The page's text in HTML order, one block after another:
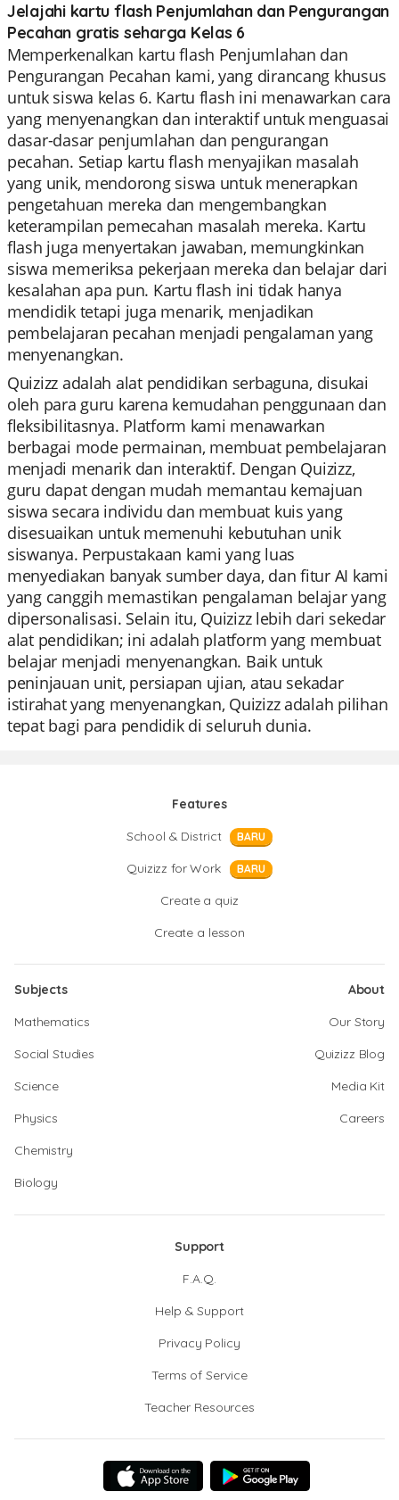
Jelajahi kartu flash Penjumlahan dan Pengurangan
Pecahan gratis seharga Kelas 6
Memperkenalkan kartu flash Penjumlahan dan
Pengurangan Pecahan kami, yang dirancang khusus
untuk siswa kelas 6. Kartu flash ini menawarkan cara
yang menyenangkan dan interaktif untuk menguasai
dasar-dasar penjumlahan dan pengurangan
pecahan. Setiap kartu flash menyajikan masalah
yang unik, mendorong siswa untuk menerapkan
pengetahuan mereka dan mengembangkan
keterampilan pemecahan masalah mereka. Kartu
flash juga menyertakan jawaban, memungkinkan
siswa memeriksa pekerjaan mereka dan belajar dari
kesalahan apa pun. Kartu flash ini tidak hanya
mendidik tetapi juga menarik, menjadikan
pembelajaran pecahan menjadi pengalaman yang
menyenangkan.
Quizizz adalah alat pendidikan serbaguna, disukai
oleh para guru karena kemudahan penggunaan dan
fleksibilitasnya. Platform kami menawarkan
berbagai mode permainan, membuat pembelajaran
menjadi menarik dan interaktif. Dengan Quizizz,
guru dapat dengan mudah memantau kemajuan
siswa secara individu dan membuat kuis yang
disesuaikan untuk memenuhi kebutuhan unik
siswanya. Perpustakaan kami yang luas
menyediakan banyak sumber daya, dan fitur AI kami
yang canggih memastikan pengalaman belajar yang
dipersonalisasi. Selain itu, Quizizz lebih dari sekedar
alat pendidikan; ini adalah platform yang membuat
belajar menjadi menyenangkan. Baik untuk
peninjauan unit, persiapan ujian, atau sekadar
istirahat yang menyenangkan, Quizizz adalah pilihan
tepat bagi para pendidik di seluruh dunia.
Features
School & District
BARU
Quizizz for Work BARU
Create a quiz
Create a lesson
Subjects
Mathematics
Social Studies
Science
Physics
Chemistry
Biology
About
Our Story
Quizizz Blog
Media Kit
Careers
Support
F.A.Q.
Help & Support
Privacy Policy
Terms of Service
Teacher Resources